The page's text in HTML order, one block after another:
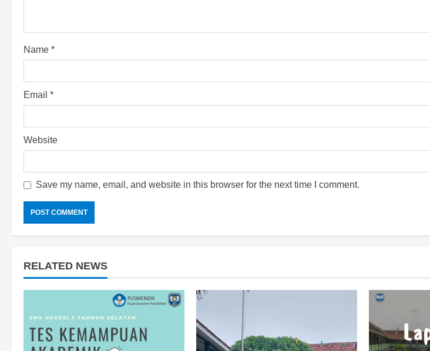
a
d
i
n
g
Name *
Email *
Website
Save my name, email, and website in this browser for the next time I comment.
RELATED NEWS